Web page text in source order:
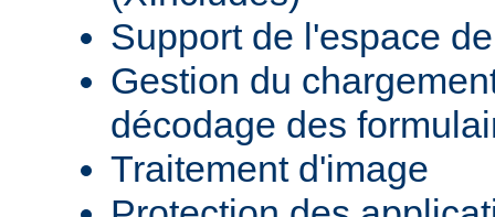
Support de l'espace
Gestion du
décodage des
Traitement d'image